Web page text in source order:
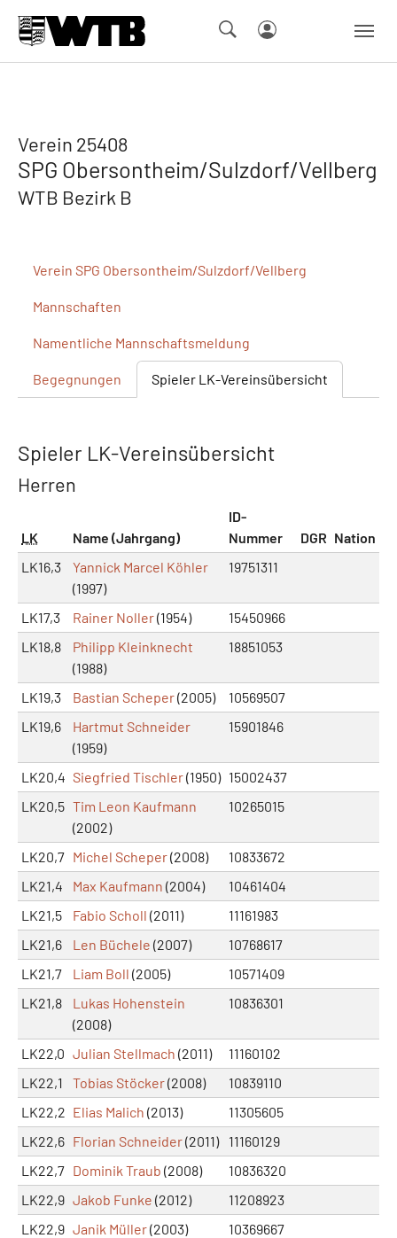
Verein 25408
SPG Obersontheim/Sulzdorf/Vellberg
WTB Bezirk B
Verein SPG Obersontheim/Sulzdorf/Vellberg
Mannschaften
Namentliche Mannschaftsmeldung
Begegnungen Spieler LK-Vereinsübersicht
Spieler LK-Vereinsübersicht
Herren
LK Name (Jahrgang)
ID-
Nummer
DGR Nation
LK16,3
Yannick Marcel Köhler
(1997)
19751311
LK17,3 Rainer Noller(1954)
15450966
LK18,8
Philipp Kleinknecht
(1988)
18851053
LK19,3 Bastian Scheper(2005)
10569507
LK19,6
Hartmut Schneider
(1959)
15901846
LK20,4 Siegfried Tischler(1950) 15002437
LK20,5 Tim Leon Kaufmann
(2002)
10265015
LK20,7 Michel Scheper(2008)
10833672
LK21,4
Max Kaufmann (2004)
10461404
LK21,5
Fabio Scholl (2011)
11161983
LK21,6
Len Büchele (2007)
10768617
LK21,7
Liam Boll (2005)
10571409
LK21,8
Lukas Hohenstein
(2008)
10836301
LK22,0 Julian Stellmach (2011)
11160102
LK22,1
Tobias Stöcker(2008)
10839110
LK22,2 Elias Malich (2013)
11305605
LK22,6 Florian Schneider(2011)
11160129
LK22,7 Dominik Traub (2008)
10836320
LK22,9 Jakob Funke (2012)
11208923
LK22,9 Janik Müller(2003)
10369667